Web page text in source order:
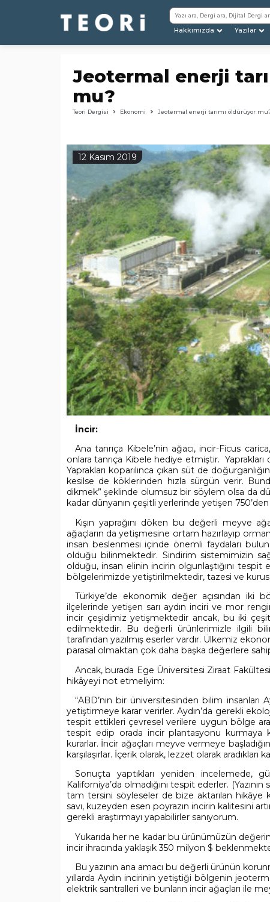
Hakkımızda Yazılar
Jeotermal enerji
mu?
Teori Dergisi Ekonomi Jeotermal enerji tarımı öldürüyor
12 Kasım 2019
İncir:
Ana tanrıça Kibele’nin ağacı, incir-Ficus
onlara tanrıça Kibele hediye etmiştir.
Yaprakları koparılınca çıkan süt de
kesilse de köklerinden hızla sürgün verir.
dikmek” şeklinde olumsuz bir söylem olsa da
kadar dünyanın çeşitli yerlerinde yetişen
Kışın yaprağını döken bu değerli meyve
ağaçların da yetişmesine ortam hazırlayıp
insan beslenmesi içinde önemli faydaları
olduğu bilinmektedir. Sindirim sistemimizin
olduğu, insan elinin incirin olgunlaştığını
bölgelerimizde yetiştirilmektedir, tazesi ve
Türkiye’de ekonomik değer açısından iki
ilçelerinde yetişen sarı aydın inciri ve mor
incir çeşidimiz yetişmektedir ancak, bu iki çeşit
edilmektedir. Bu değerli ürünlerimizle ilgili
tarafından yazılmış eserler vardır. Ülkemiz
parasal olmaktan çok daha başka değerlere
Ancak, burada Ege Üniversitesi Ziraat
hikâyeyi not etmeliyim:
“ABD’nin bir üniversitesinden bilim
yetiştirmeye karar verirler. Aydın’da gerekli
tespit ettikleri çevresel verilere uygun bölge
tespit edip orada incir plantasyonu kurmaya
kurarlar. İncir ağaçları meyve vermeye
karşılaşırlar. İçerik olarak, lezzet olarak aradıkları
Sonuçta yaptıkları yeniden incelemede,
Kaliforniya’da olmadığını tespit ederler.
tam tersini söyleseler de bize aktarılan hikâye
savı, kuzeyden esen poyrazın incirin kalitesini
gerekli araştırmayı yapabilirler sanıyorum.
Yukarıda her ne kadar bu ürünümüzün
incir ihracında yaklaşık 350 milyon $
Bu yazının ana amacı bu değerli ürünün
yıllarda Aydın incirinin yetiştiği bölgenin
elektrik santralleri ve bunların incir ağaçları ile